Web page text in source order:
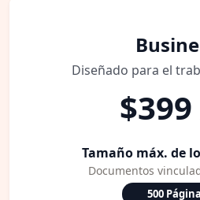
Diseñado para el
$399
Tamaño máx. de
Documentos
500